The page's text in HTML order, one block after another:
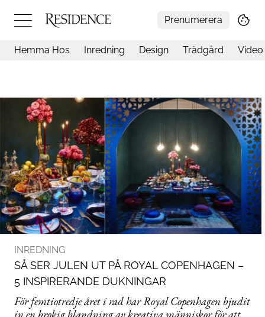
Prenumerera
Design
Trädgård
Video
Inredning
Livsstil
Resor
Mat & Dryck
Influencers
Mer
Hemma Hos Inredning Design Trädgård Video
INREDNING
SÅ SER JULEN UT PÅ ROYAL COPENHAGEN –
5 INSPIRERANDE DUKNINGAR
För femtiotredje året i rad har Royal Copenhagen bjudit